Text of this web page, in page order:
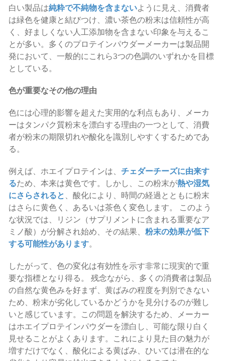
白い製品は純粋で不純物を含まないように見え、消費者
は緑色を健康と結びつけ、濃い茶色の粉末は信頼性が高
く、好ましくない人工添加物を含まない印象を与えるこ
とが多い。多くのプロテインパウダーメーカーは製品開
発において、一般的にこれら3つの色調のいずれかを目標
としている。
色が重要なその他の理由
色には心理的影響を超えた実用的な利点もあり、メーカ
ーはタンパク質粉末を漂白する理由の一つとして、消費
者が粉末の期限切れや酸化を識別しやすくするためであ
る。
例えば、ホエイプロテインは、 チェダーチーズに由来す
るため、本来は黄色です。しかし、この粉末が熱や湿気
にさらされると、酸化により、時間の経過とともに粉末
はさらに黄色く、あるいは茶色く変色します。 このよう
な状況では、リジン（サプリメントに含まれる重要なア
ミノ酸）が分解され始め、その結果、 粉末の効果が低下
する可能性があります。
したがって、色の変化は有効性を示す非常に現実的で重
要な指標となり得る。 残念ながら、多くの消費者は製品
の自然な黄色みを好まず、黄ばみの程度を判別できない
ため、粉末が劣化しているかどうかを見分けるのが難し
いと感じています。この問題を解決するため、メーカー
はホエイプロテインパウダーを漂白し、可能な限り白く
見せることがよくあります。これにより見た目の魅力が
増すだけでなく、酸化による黄ばみ、ひいては潜在的な